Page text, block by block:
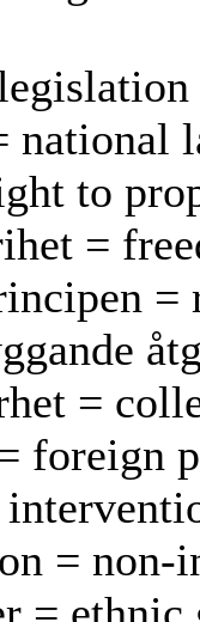
to
=
=
=
foreign
= non-